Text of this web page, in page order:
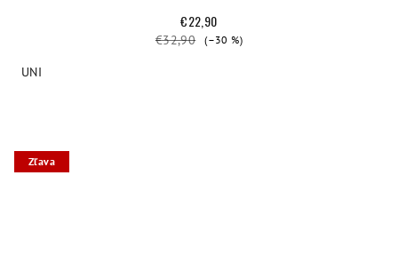
€22,90
€32,90 (–30 %)
UNI
Zľava